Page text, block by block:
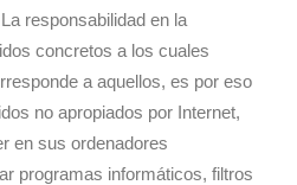
responsabilidad en la
concretos a los cuales
a aquellos, es por eso
no apropiados por Internet,
en sus ordenadores
programas informáticos, filtros